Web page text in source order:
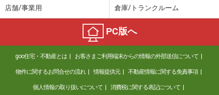
店舗/事業用 倉庫/トランクルーム
PC版へ
goo住宅・不動産とは お客さまご利用端末からの情報の外部送信について
物件に関するお問合せの流れ 情報提供元 不動産情報に関する免責事項
個人情報の取り扱いについて 消費税に関する表記について